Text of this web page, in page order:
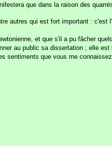
que dans la raison des
autres qui est fort important : c'est
et que s'il a pu fâcher
au public sa dissertation ; elle
sentiments que vous me